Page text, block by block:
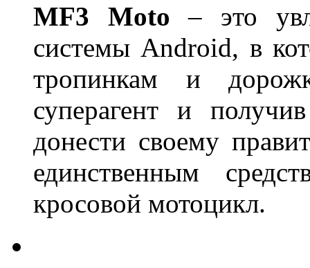
MF3 Moto – это
системы Android, в
тропинкам и
суперагент и
донести своему
единственным
кросовой мотоцикл.